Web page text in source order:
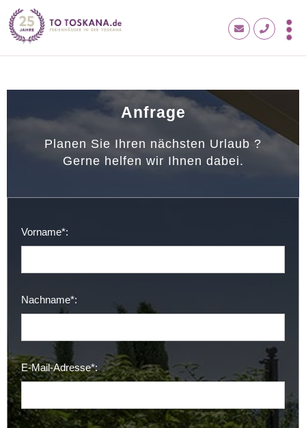
Anfrage
Planen Sie Ihren nächsten Urlaub ?
Gerne helfen wir Ihnen dabei.
Vorname*:
Nachname*:
E-Mail-Adresse*: